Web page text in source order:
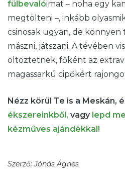
fülbevalóimat – noha egy
megtölteni –, inkább
csinosak ugyan, de
mászni, játszani. A tévében
öltöztetnek, főként az
magassarkú cipőkért
Nézz körül Te is a Meskán,
ékszereinkből, vagy lepd
kézműves ajándékkal!
Szerző: Jónás Ágnes